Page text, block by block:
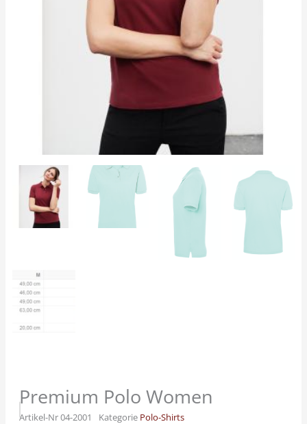
Premium Polo Women
Artikel-Nr04-2001 Kategorie Polo-Shirts